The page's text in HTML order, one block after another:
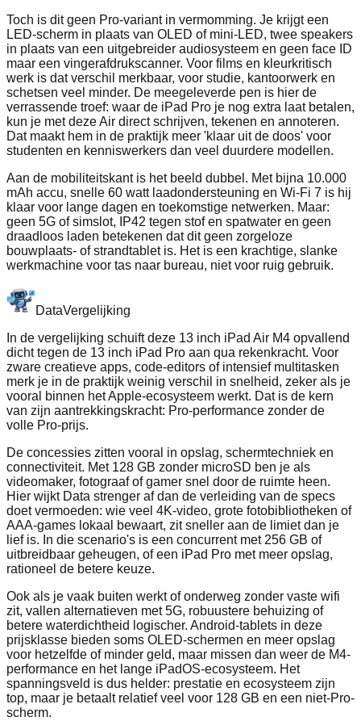
Toch is dit geen Pro-variant in vermomming. Je krijgt een
LED-scherm in plaats van OLED of mini‑LED, twee speakers
in plaats van een uitgebreider audiosysteem en geen face ID
maar een vingerafdrukscanner. Voor films en kleurkritisch
werk is dat verschil merkbaar, voor studie, kantoorwerk en
schetsen veel minder. De meegeleverde pen is hier de
verrassende troef: waar de iPad Pro je nog extra laat betalen,
kun je met deze Air direct schrijven, tekenen en annoteren.
Dat maakt hem in de praktijk meer 'klaar uit de doos' voor
studenten en kenniswerkers dan veel duurdere modellen.
Aan de mobiliteitskant is het beeld dubbel. Met bijna 10.000
mAh accu, snelle 60 watt laadondersteuning en Wi‑Fi 7 is hij
klaar voor lange dagen en toekomstige netwerken. Maar:
geen 5G of simslot, IP42 tegen stof en spatwater en geen
draadloos laden betekenen dat dit geen zorgeloze
bouwplaats- of strandtablet is. Het is een krachtige, slanke
werkmachine voor tas naar bureau, niet voor ruig gebruik.
DataVergelijking
In de vergelijking schuift deze 13 inch iPad Air M4 opvallend
dicht tegen de 13 inch iPad Pro aan qua rekenkracht. Voor
zware creatieve apps, code-editors of intensief multitasken
merk je in de praktijk weinig verschil in snelheid, zeker als je
vooral binnen het Apple-ecosysteem werkt. Dat is de kern
van zijn aantrekkingskracht: Pro-performance zonder de
volle Pro-prijs.
De concessies zitten vooral in opslag, schermtechniek en
connectiviteit. Met 128 GB zonder microSD ben je als
videomaker, fotograaf of gamer snel door de ruimte heen.
Hier wijkt Data strenger af dan de verleiding van de specs
doet vermoeden: wie veel 4K-video, grote fotobibliotheken of
AAA-games lokaal bewaart, zit sneller aan de limiet dan je
lief is. In die scenario's is een concurrent met 256 GB of
uitbreidbaar geheugen, of een iPad Pro met meer opslag,
rationeel de betere keuze.
Ook als je vaak buiten werkt of onderweg zonder vaste wifi
zit, vallen alternatieven met 5G, robuustere behuizing of
betere waterdichtheid logischer. Android-tablets in deze
prijsklasse bieden soms OLED-schermen en meer opslag
voor hetzelfde of minder geld, maar missen dan weer de M4-
performance en het lange iPadOS-ecosysteem. Het
spanningsveld is dus helder: prestatie en ecosysteem zijn
top, maar je betaalt relatief veel voor 128 GB en een niet-Pro-
scherm.